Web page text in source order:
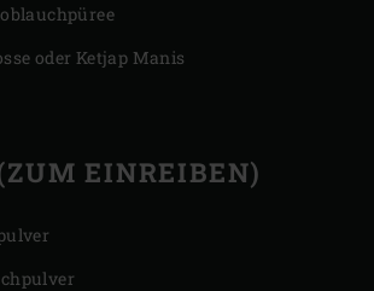
oder Ketjap Manis
EINREIBEN)